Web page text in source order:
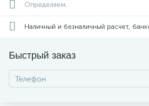
Определяем...
Наличный и безналичный расчет,
Быстрый заказ